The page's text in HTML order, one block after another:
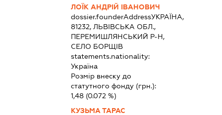
ЛОЇК АНДРІЙ ІВАНОВИЧ
dossier.founderAddressУКРАЇНА,
81232, ЛЬВІВСЬКА ОБЛ.,
ПЕРЕМИШЛЯНСЬКИЙ Р-Н,
СЕЛО БОРЩІВ
statements.nationality:
Україна
Розмір внеску до
статутного фонду (грн.):
1,48(0.072 %)
КУЗЬМА ТАРАС